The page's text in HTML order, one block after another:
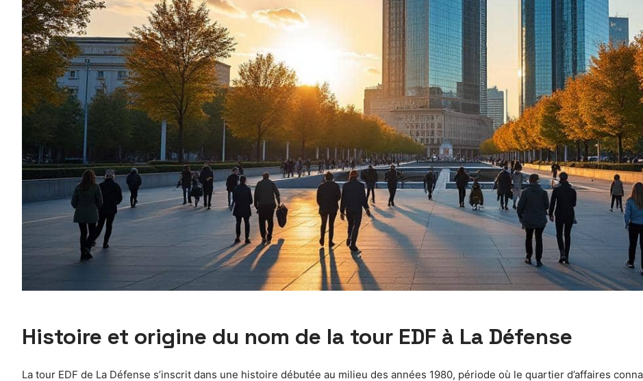
Histoire et origine du nom de la tour EDF à La Défense
La tour EDF de La Défense s’inscrit dans une histoire débutée au milieu des années 1980, période où le quartier d’affaires